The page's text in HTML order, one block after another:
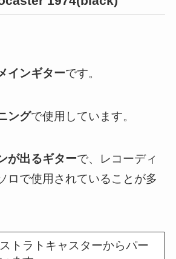
インギターです。
ングで使用しています。
が出るギターで、レコーディ
ロで使用されていることが多
トラトキャスターからパー